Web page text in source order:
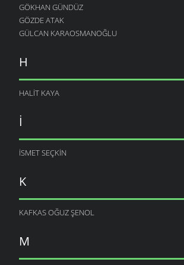
GÖKHAN GÜNDÜZ
GÖZDE ATAK
GÜLCAN KARAOSMANOĞLU
H
HALIT KAYA
I
ISMET SEÇKIN
K
KAFKAS OĞUZ ŞENOL
M